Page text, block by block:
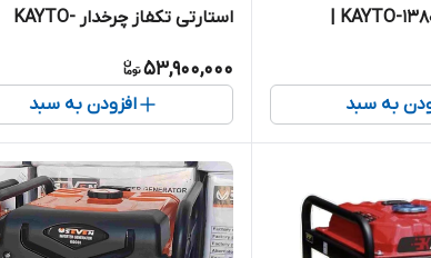
به سبد
استارتی تکفاز چرخدار KAYTO-
53,900,000
افزودن به سبد